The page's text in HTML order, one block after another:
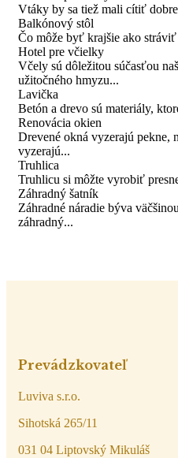
Vtáky by sa tiež mali cítiť
Balkónový stôl
Čo môže byť krajšie ako
Hotel pre včielky
Včely sú dôležitou súčasťou
užitočného hmyzu...
Lavička
Betón a drevo sú materiály,
Renovácia okien
Drevené okná vyzerajú pekne,
vyzerajú...
Truhlica
Truhlicu si môžte vyrobiť
Záhradný šatník
Záhradné náradie býva
záhradný...
Prevádzkovateľ
Luviva s.r.o.
Sihotská 265/11
031 04 Liptovský Mikuláš